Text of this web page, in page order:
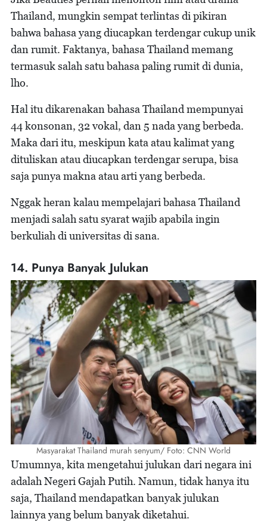
Thailand, mungkin sempat terlintas di pikiran
bahwa bahasa yang diucapkan terdengar cukup unik
dan rumit. Faktanya, bahasa Thailand memang
termasuk salah satu bahasa paling rumit di dunia,
lho.
Hal itu dikarenakan bahasa Thailand mempunyai
44 konsonan, 32 vokal, dan 5 nada yang berbeda.
Maka dari itu, meskipun kata atau kalimat yang
dituliskan atau diucapkan terdengar serupa, bisa
saja punya makna atau arti yang berbeda.
Nggak heran kalau mempelajari bahasa Thailand
menjadi salah satu syarat wajib apabila ingin
berkuliah di universitas di sana.
14. Punya Banyak Julukan
Masyarakat Thailand murah senyum/ Foto: CNN World
Umumnya, kita mengetahui julukan dari negara ini
adalah Negeri Gajah Putih. Namun, tidak hanya itu
saja, Thailand mendapatkan banyak julukan
lainnya yang belum banyak diketahui.